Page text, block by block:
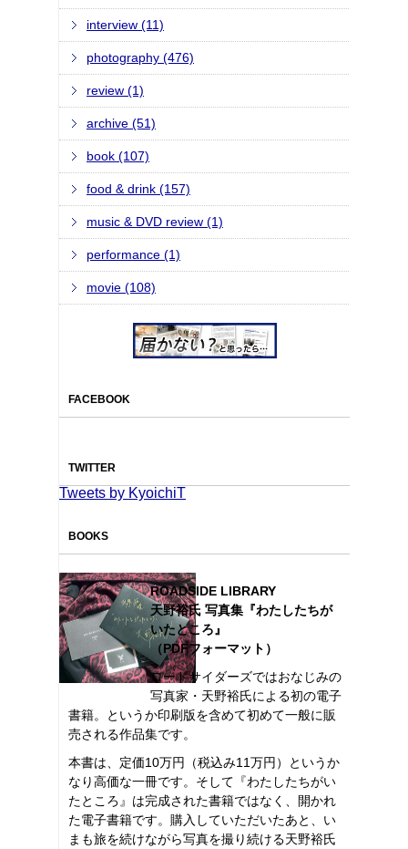
interview (11)
photography (476)
review (1)
archive (51)
book (107)
food & drink (157)
music & DVD review (1)
performance (1)
movie (108)
FACEBOOK
TWITTER
Tweets by KyoichiT
BOOKS
ROADSIDE LIBRARY
天野裕氏 写真集『わたしたちが
いたところ』
（PDFフォーマット）
ロードサイダーズではおなじみの
写真家・天野裕氏による初の電子
書籍。というか印刷版を含めて初めて一般に販
売される作品集です。
本書は、定価10万円（税込み11万円）というか
なり高価な一冊です。そして『わたしたちがい
たところ』は完成された書籍ではなく、開かれ
た電子書籍です。購入していただいたあと、い
まも旅を続けながら写真を撮り続ける天野裕氏